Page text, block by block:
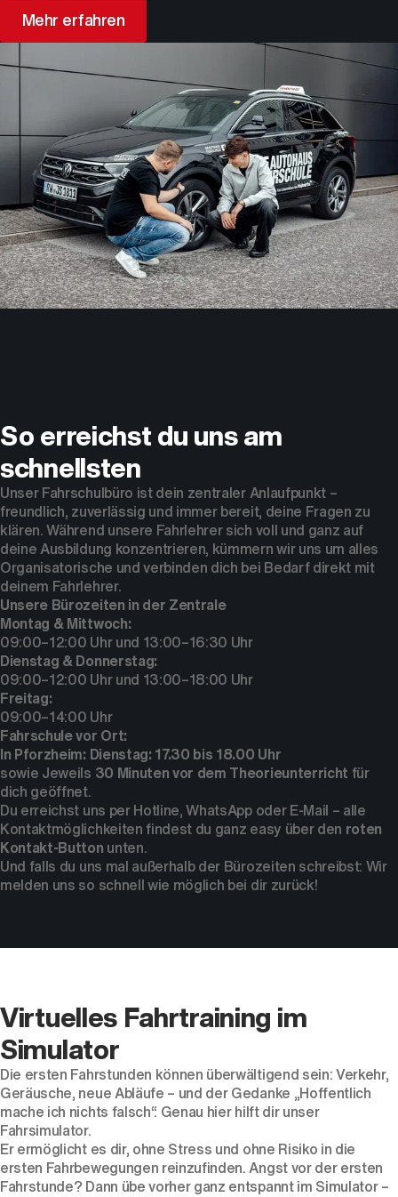
Mehr erfahren
So erreichst du uns am
schnellsten
Unser Fahrschulbüro ist dein zentraler Anlaufpunkt –
freundlich, zuverlässig und immer bereit, deine Fragen zu
klären. Während unsere Fahrlehrer sich voll und ganz auf
deine Ausbildung konzentrieren, kümmern wir uns um alles
Organisatorische und verbinden dich bei Bedarf direkt mit
deinem Fahrlehrer.
Unsere Bürozeiten in der Zentrale
Montag & Mittwoch:
09:00–12:00 Uhr und 13:00–16:30 Uhr
Dienstag & Donnerstag:
09:00–12:00 Uhr und 13:00–18:00 Uhr
Freitag:
09:00–14:00 Uhr
Fahrschule vor Ort:
In Pforzheim: Dienstag: 17.30 bis 18.00 Uhr
sowie Jeweils 30 Minuten vor dem Theorieunterricht für
dich geöffnet.
Du erreichst uns per Hotline,WhatsAppoderE-Mail – alle
Kontaktmöglichkeiten findest du ganz easy über den roten
Kontakt-Button unten.
Und falls du uns mal außerhalb der Bürozeiten schreibst: Wir
melden uns so schnell wie möglich bei dir zurück!
Virtuelles Fahrtraining im
Simulator
Die ersten Fahrstunden können überwältigend sein: Verkehr,
Geräusche, neue Abläufe – und der Gedanke „Hoffentlich
mache ich nichts falsch“. Genau hier hilft dir unser
Fahrsimulator.
Er ermöglicht es dir, ohne Stress und ohne Risiko in die
ersten Fahrbewegungen reinzufinden. Angst vor der ersten
Fahrstunde? Dann übe vorher ganz entspannt im Simulator –